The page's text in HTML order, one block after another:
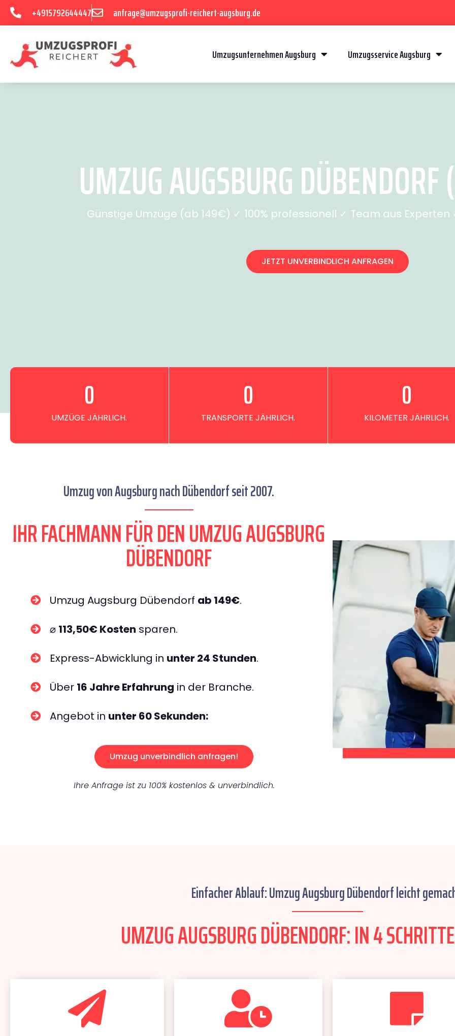
+4915792644447 anfrage@umzugsprofi-reichert-augsburg.de
Umzugsunternehmen Augsburg Umzugsservice Augsburg
UMZUG AUGSBURG
Günstige Umzüge (ab 149€) ✓ 100% professionell ✓ Team aus
JETZT UNVERBINDLICH ANFRAGEN
UMZÜGE JÄHRLICH.
0
TRANSPORTE JÄHRLICH.
0
KILOMETER JÄHRLICH.
0
Umzug von Augsburg nach Dübendorf seit 2007.
IHR FACHMANN FÜR DEN UMZUG AUGSBURG
DÜBENDORF
Umzug Augsburg Dübendorf ab 149€.
⌀ 113,50€ Kosten sparen.
Express-Abwicklung in unter 24 Stunden.
Über 16 Jahre Erfahrung in der Branche.
Angebot in unter 60 Sekunden:
Umzug unverbindlich anfragen!
Ihre Anfrage ist zu 100% kostenlos & unverbindlich.
Einfacher Ablauf: Umzug Augsburg Dübendorf leicht
UMZUG AUGSBURG DÜBENDORF: IN 4